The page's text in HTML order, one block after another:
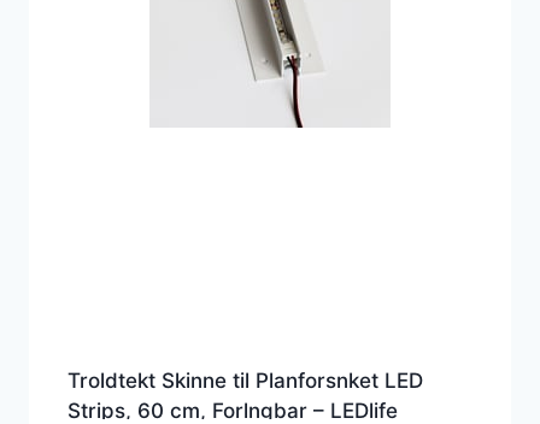
Troldtekt Skinne til Planforsnket LED
Strips, 60 cm, Forlngbar – LEDlife